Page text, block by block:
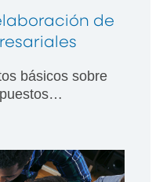
de
básicos sobre
caja y la
sostenible.